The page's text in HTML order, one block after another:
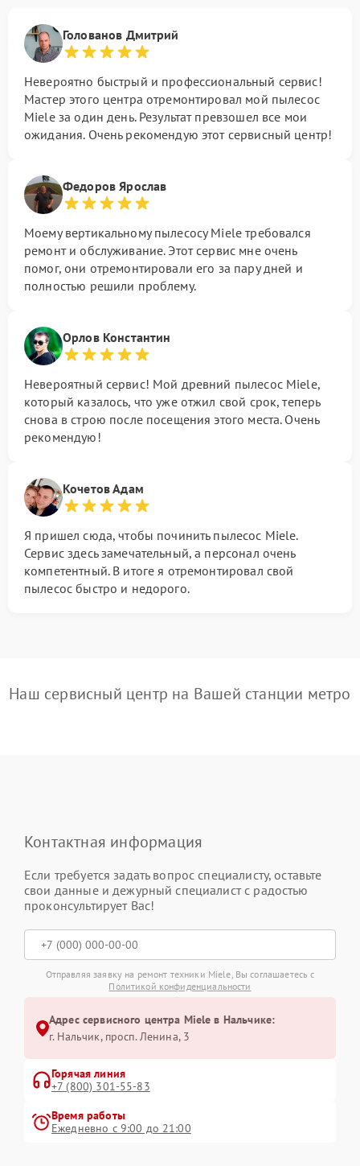
Голованов Дмитрий
Невероятно быстрый и профессиональный сервис!
Мастер этого центра отремонтировал мой пылесос
Miele за один день. Результат превзошел все мои
ожидания. Очень рекомендую этот сервисный центр!
Федоров Ярослав
Моему вертикальному пылесосу Miele требовался
ремонт и обслуживание. Этот сервис мне очень
помог, они отремонтировали его за пару дней и
полностью решили проблему.
Орлов Константин
Невероятный сервис! Мой древний пылесос Miele,
который казалось, что уже отжил свой срок, теперь
снова в строю после посещения этого места. Очень
рекомендую!
Кочетов Адам
Я пришел сюда, чтобы починить пылесос Miele.
Сервис здесь замечательный, а персонал очень
компетентный. В итоге я отремонтировал свой
пылесос быстро и недорого.
Наш сервисный центр на Вашей станции метро
Контактная информация
Если требуется задать вопрос специалисту, оставьте
свои данные и дежурный специалист с радостью
проконсультирует Вас!
Отправляя заявку на ремонт техники Miele, Вы соглашаетесь с
Политикой конфиденциальности
Адрес сервисного центра Miele в Нальчике:
г. Нальчик, просп. Ленина, 3
Горячая линия
+7 (800) 301-55-83
Время работы
Ежедневно с 9:00 до 21:00